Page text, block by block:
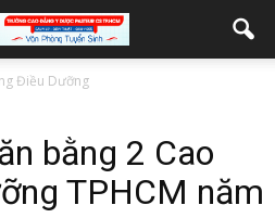
Điều Dưỡng
bằng 2 Cao
TPHCM năm